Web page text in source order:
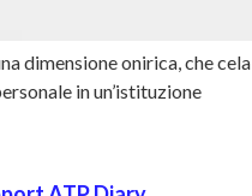
dimensione onirica, che cela
in un’istituzione